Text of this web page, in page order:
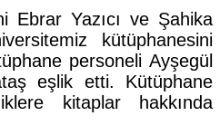
Ebrar Yazıcı ve Şahika
kütüphanesini
personeli Ayşegül
eşlik etti. Kütüphane
kitaplar hakkında